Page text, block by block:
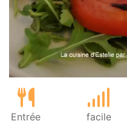
Entrée facile